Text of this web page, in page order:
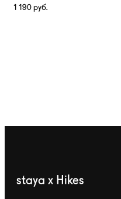
1 190 руб.
staya x Hikes